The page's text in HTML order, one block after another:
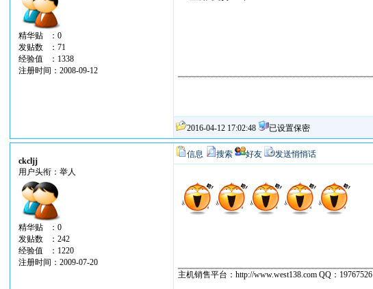
精华贴 ：0
发贴数 ：71
经验值 ：1338
注册时间：2008-09-12
2016-04-12 17:02:48 已设置保密
ckcljj
用户头衔：举人
精华贴 ：0
发贴数 ：242
经验值 ：1220
注册时间：2009-07-20
信息 搜索 好友 发送悄悄话
主机销售平台：http://www.west138.com QQ：19767526